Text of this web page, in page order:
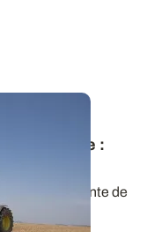
à l’automne :
présente de